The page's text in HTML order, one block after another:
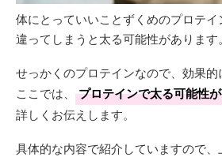
体にとっていいことずくめのプロテ
違ってしまうと太る可能性があります。
せっかくのプロテインなので、効果的
ここでは、
プロテインで太る可能性
詳しくお伝えします。
具体的な内容で紹介していますので